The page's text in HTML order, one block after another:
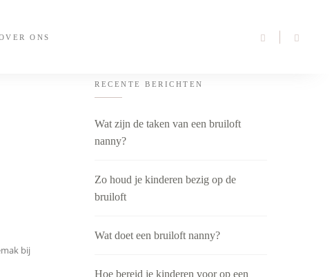
ONS
bij
RECENTE BERICHTEN
Wat zijn de taken van een bruiloft
nanny?
Zo houd je kinderen bezig op de
bruiloft
Wat doet een bruiloft nanny?
Hoe bereid je kinderen voor op een